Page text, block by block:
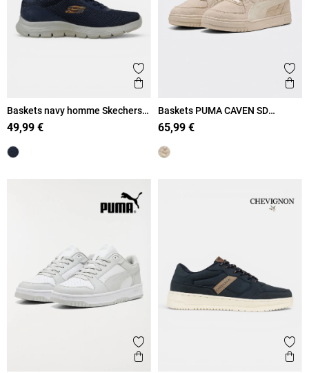
Ajouter aux favoris
Aperçu rapide
Baskets navy homme Skechers
(41-46)
49,99 €
Baskets PUMA CAVEN SD
homme (40-45)
65,99 €
Ajouter aux favoris
Aperçu rapide